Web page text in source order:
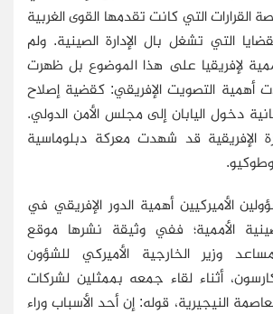
القرارات التي كانت تقدمها القوى الغربية
التي تشغل بال الإدارة الصينية. ولم
لإفريقيا على هذا الموضوع بل ظهرت
أهمية التصويت الإفريقي: كقضية إصلاح
دخول اليابان إلى مجلس الأمن الدولي.
الإفريقية قد شهدت معركة دبلوماسية
الأميركيين أهمية الدور الإفريقي في
الأممية؛ ففي وثيقة نشرها موقع
وزير الخارجية الأميركي للشؤون
أثناء لقاء جمعه بممثلين لشركات
النيجيرية، قوله: إن أحد الأسباب وراء